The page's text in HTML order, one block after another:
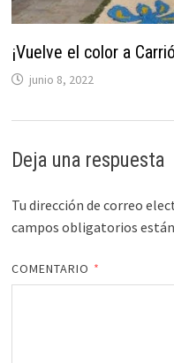
¡Vuelve el color a
junio 8, 2022
Deja una respuesta
Tu dirección de correo
campos obligatorios
COMENTARIO *